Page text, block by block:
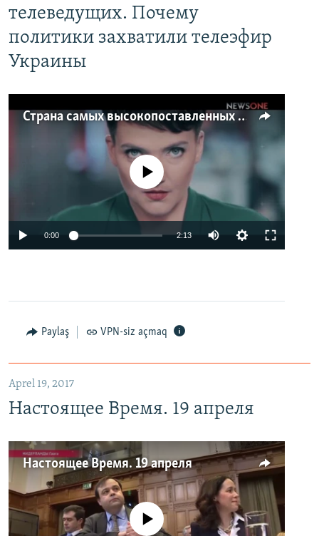
телеведущих. Почему
политики захватили телеэфир
Украины
Страна самых высокопоставленных телеведущих. Почему политики захватили телеэфир Украины
No media source currently available
0:00 2:13
Paylaş VPN-siz açmaq
Aprel 19, 2017
Настоящее Время. 19 апреля
Настоящее Время. 19 апреля
No media source currently available